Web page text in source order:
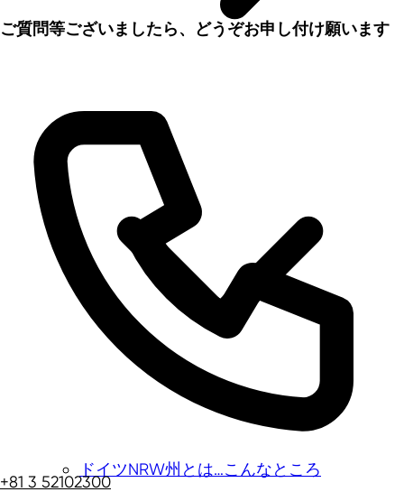
ドイツNRW州とは…こんなところ
設定を変更する
ご質問等ございましたら、どうぞお申し付け願います
+81 3 52102300